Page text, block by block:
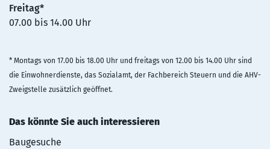
Freitag*
07.00 bis 14.00 Uhr
* Montags von 17.00 bis 18.00 Uhr und freitags von 12.00 bis 14.00 Uhr sind
die Einwohnerdienste, das Sozialamt, der Fachbereich Steuern und die AHV-
Zweigstelle zusätzlich geöffnet.
Das könnte Sie auch interessieren
Baugesuche